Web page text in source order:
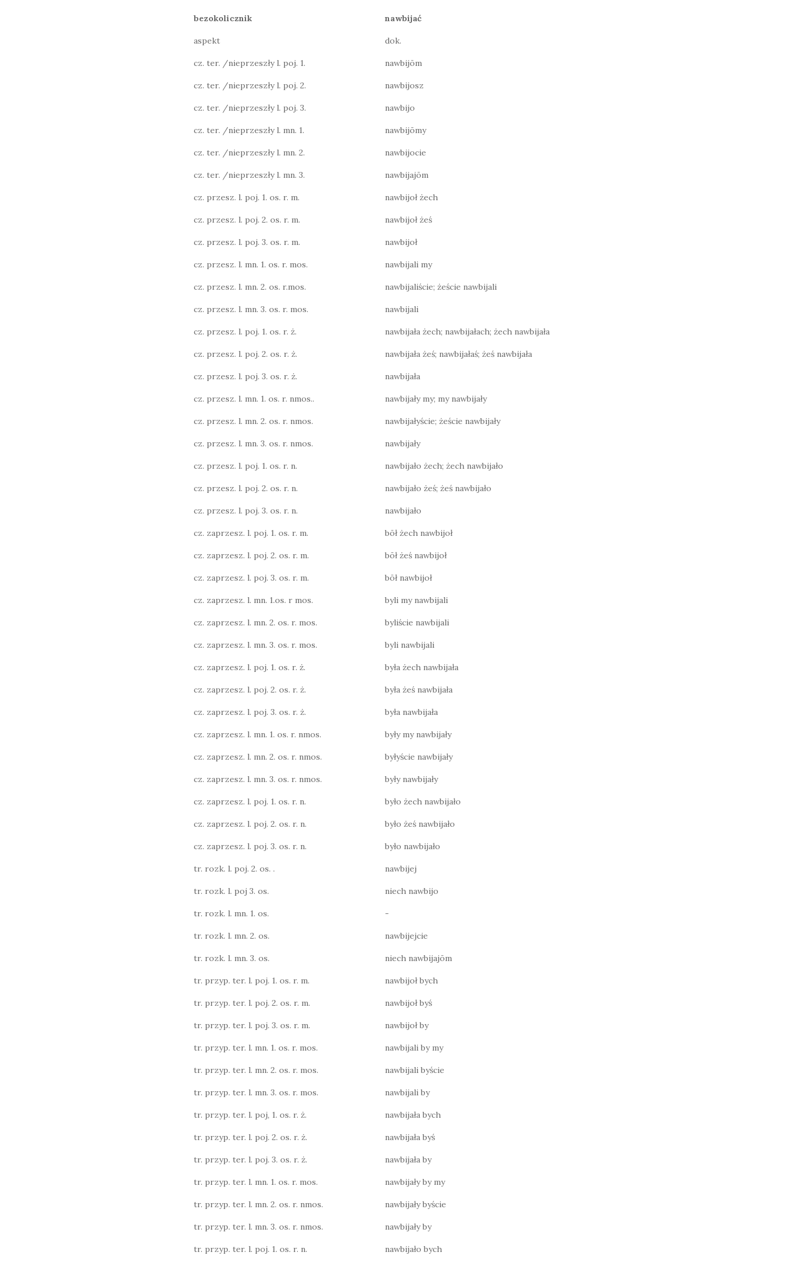
bezokolicznik nawbijać
aspekt dok.
cz. ter. /nieprzeszły l. poj. 1. nawbijōm
cz. ter. /nieprzeszły l. poj. 2. nawbijosz
cz. ter. /nieprzeszły l. poj. 3. nawbijo
cz. ter. /nieprzeszły l. mn. 1. nawbijōmy
cz. ter. /nieprzeszły l. mn. 2. nawbijocie
cz. ter. /nieprzeszły l. mn. 3. nawbijajōm
cz. przesz. l. poj. 1. os. r. m. nawbijoł żech
cz. przesz. l. poj. 2. os. r. m. nawbijoł żeś
cz. przesz. l. poj. 3. os. r. m. nawbijoł
cz. przesz. l. mn. 1. os. r. mos. nawbijali my
cz. przesz. l. mn. 2. os. r.mos. nawbijaliście; żeście nawbijali
cz. przesz. l. mn. 3. os. r. mos. nawbijali
cz. przesz. l. poj. 1. os. r. ż. nawbijała żech; nawbijałach; żech nawbijała
cz. przesz. l. poj. 2. os. r. ż. nawbijała żeś; nawbijałaś; żeś nawbijała
cz. przesz. l. poj. 3. os. r. ż. nawbijała
cz. przesz. l. mn. 1. os. r. nmos.. nawbijały my; my nawbijały
cz. przesz. l. mn. 2. os. r. nmos. nawbijałyście; żeście nawbijały
cz. przesz. l. mn. 3. os. r. nmos. nawbijały
cz. przesz. l. poj. 1. os. r. n. nawbijało żech; żech nawbijało
cz. przesz. l. poj. 2. os. r. n. nawbijało żeś; żeś nawbijało
cz. przesz. l. poj. 3. os. r. n. nawbijało
cz. zaprzesz. l. poj. 1. os. r. m. bōł żech nawbijoł
cz. zaprzesz. l. poj. 2. os. r. m. bōł żeś nawbijoł
cz. zaprzesz. l. poj. 3. os. r. m. bōł nawbijoł
cz. zaprzesz. l. mn. 1.os. r mos. byli my nawbijali
cz. zaprzesz. l. mn. 2. os. r. mos. byliście nawbijali
cz. zaprzesz. l. mn. 3. os. r. mos. byli nawbijali
cz. zaprzesz. l. poj. 1. os. r. ż. była żech nawbijała
cz. zaprzesz. l. poj. 2. os. r. ż. była żeś nawbijała
cz. zaprzesz. l. poj. 3. os. r. ż. była nawbijała
cz. zaprzesz. l. mn. 1. os. r. nmos. były my nawbijały
cz. zaprzesz. l. mn. 2. os. r. nmos. byłyście nawbijały
cz. zaprzesz. l. mn. 3. os. r. nmos. były nawbijały
cz. zaprzesz. l. poj. 1. os. r. n. było żech nawbijało
cz. zaprzesz. l. poj. 2. os. r. n. było żeś nawbijało
cz. zaprzesz. l. poj. 3. os. r. n. było nawbijało
tr. rozk. l. poj. 2. os. . nawbijej
tr. rozk. l. poj 3. os. niech nawbijo
tr. rozk. l. mn. 1. os. -
tr. rozk. l. mn. 2. os. nawbijejcie
tr. rozk. l. mn. 3. os. niech nawbijajōm
tr. przyp. ter. l. poj. 1. os. r. m. nawbijoł bych
tr. przyp. ter. l. poj. 2. os. r. m. nawbijoł byś
tr. przyp. ter. l. poj. 3. os. r. m. nawbijoł by
tr. przyp. ter. l. mn. 1. os. r. mos. nawbijali by my
tr. przyp. ter. l. mn. 2. os. r. mos. nawbijali byście
tr. przyp. ter. l. mn. 3. os. r. mos. nawbijali by
tr. przyp. ter. l. poj, 1. os. r. ż. nawbijała bych
tr. przyp. ter. l. poj. 2. os. r. ż. nawbijała byś
tr. przyp. ter. l. poj. 3. os. r. ż. nawbijała by
tr. przyp. ter. l. mn. 1. os. r. mos. nawbijały by my
tr. przyp. ter. l. mn. 2. os. r. nmos. nawbijały byście
tr. przyp. ter. l. mn. 3. os. r. nmos. nawbijały by
tr. przyp. ter. l. poj. 1. os. r. n. nawbijało bych